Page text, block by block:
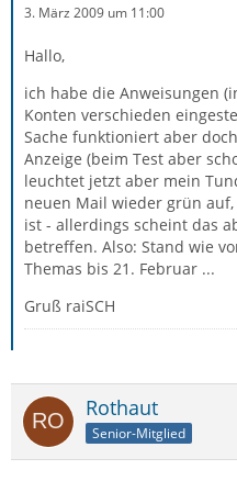
3. März 2009 um 11:00
Hallo,
ich habe die Anweisungen
Konten verschieden
Sache funktioniert aber
Anzeige (beim Test aber
leuchtet jetzt aber mein
neuen Mail wieder grün
ist - allerdings scheint das
betreffen. Also: Stand wie
Themas bis 21. Februar ...
Gruß raiSCH
Rothaut
Senior-Mitglied